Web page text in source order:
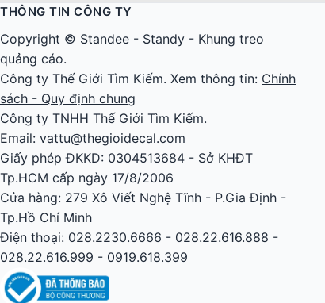
THÔNG TIN CÔNG TY
Copyright © Standee - Standy - Khung treo
quảng cáo.
Công ty Thế Giới Tìm Kiếm. Xem thông tin: Chính
sách - Quy định chung
Công ty TNHH Thế Giới Tìm Kiếm.
Email: vattu@thegioidecal.com
Giấy phép ĐKKD: 0304513684 - Sở KHĐT
Tp.HCM cấp ngày 17/8/2006
Cửa hàng: 279 Xô Viết Nghệ Tĩnh - P.Gia Định -
Tp.Hồ Chí Minh
Điện thoại: 028.2230.6666 - 028.22.616.888 -
028.22.616.999 - 0919.618.399